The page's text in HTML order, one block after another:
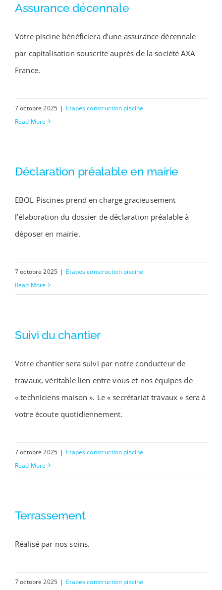
Assurance décennale
Votre piscine bénéficiera d’une assurance décennale
par capitalisation souscrite auprès de la société AXA
France.
7 octobre 2025 | Etapes construction piscine
Read More
Déclaration préalable en mairie
EBOL Piscines prend en charge gracieusement
l’élaboration du dossier de déclaration préalable à
déposer en mairie.
7 octobre 2025 | Etapes construction piscine
Read More
Suivi du chantier
Votre chantier sera suivi par notre conducteur de
travaux, véritable lien entre vous et nos équipes de
« techniciens maison ». Le « secrétariat travaux » sera à
votre écoute quotidiennement.
7 octobre 2025 | Etapes construction piscine
Read More
Terrassement
Réalisé par nos soins.
7 octobre 2025 | Etapes construction piscine